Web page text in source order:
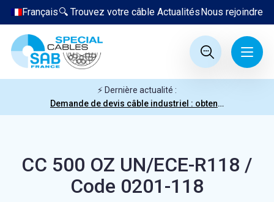
Nous rejoindre
Actualités
🔍 Trouvez votre câble
Français
⚡ Dernière actualité :
Demande de devis câble industriel : obtenez votre prix en quelques clics
CC 500 OZ UN/ECE-R118 /
Code 0201-118